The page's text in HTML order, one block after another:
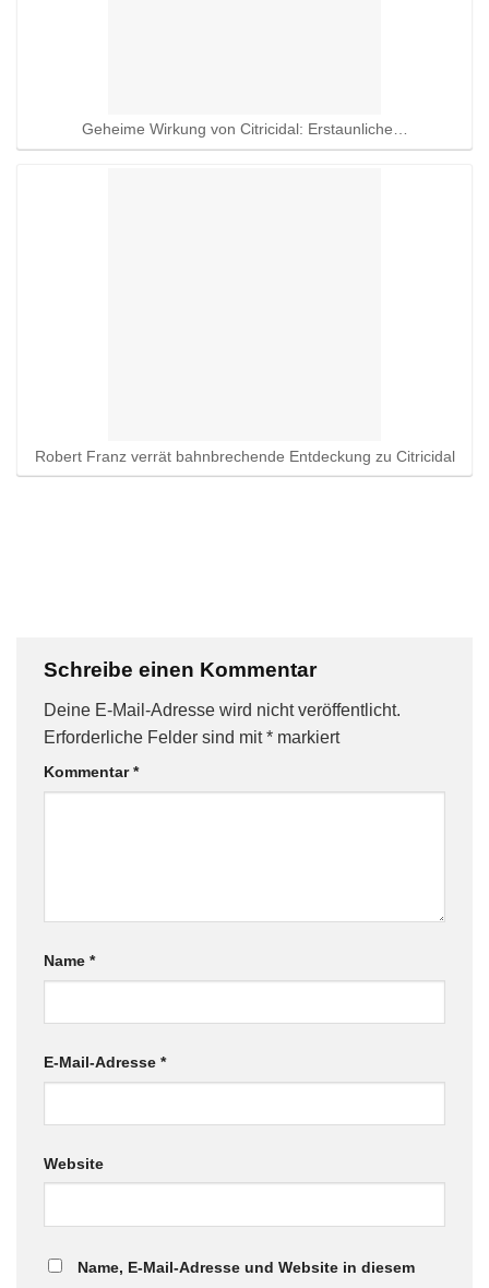
Geheime Wirkung von Citricidal: Erstaunliche…
Robert Franz verrät bahnbrechende Entdeckung zu Citricidal
Schreibe einen Kommentar
Deine E-Mail-Adresse wird nicht veröffentlicht.
Erforderliche Felder sind mit* markiert
Kommentar*
Name *
E-Mail-Adresse *
Website
Name, E-Mail-Adresse und Website in diesem